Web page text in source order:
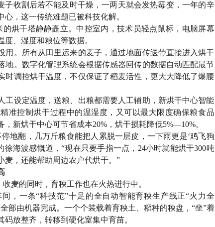
子收割后若不能及时干燥，一两天就会发热霉变，一年的辛
，这一传统难题已被科技化解。
烘干塔静静矗立。中控室内，技术员轻点鼠标，电脑屏幕
度、湿度和粮位等数据。
用。所有从田里运来的麦子，通过地面传送带直接进入烘干
地。数字化管理系统会根据传感器回传的数据自动匹配最节
时调控烘干温度，不仅保证了稻麦活性，更大大降低了爆腰
工设定温度，送粮、出粮都需要人工辅助，新烘干中心智能
准控制烘干过程中的温湿度，又可以最大限度确保粮食品
新烘干中心可节省成本20%，烘干损耗降低5%—10%。
地翻，几万斤粮食能把人累脱一层皮，一下雨更是‘鸡飞狗
徐海波感慨道，“现在只要手指一点，24小时就能烘干300吨
麦，还能帮助周边农户代烘干。”
麦的同时，育秧工作也在火热进行中。
，一条“科技范”十足的全自动智能育秧生产线正“火力全
部由机器完成。一个个装载着育秧土、稻种的秧盘，“坐”着
放整齐，转移到硬化室集中育苗。